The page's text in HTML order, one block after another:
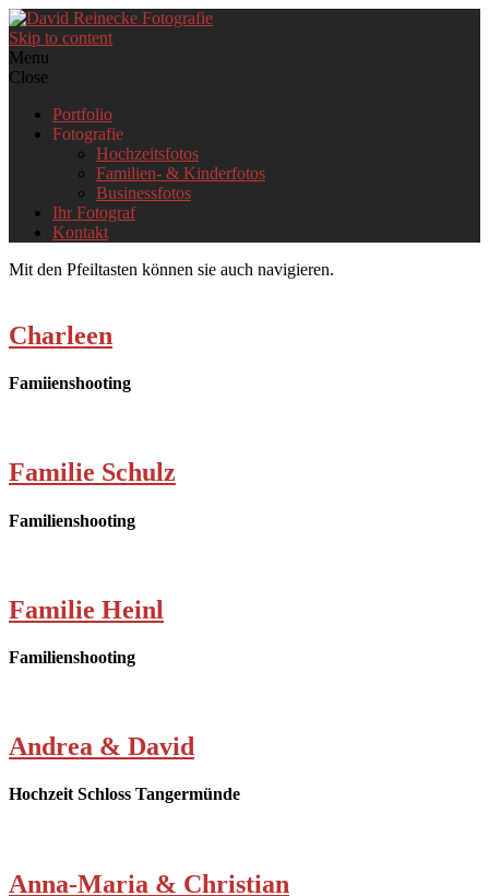
Skip to content
Menu
Close
Portfolio
Fotografie
Hochzeitsfotos
Familien- & Kinderfotos
Businessfotos
Ihr Fotograf
Kontakt
Mit den Pfeiltasten können sie auch navigieren.
Charleen
Famiienshooting
Familie Schulz
Familienshooting
Familie Heinl
Familienshooting
Andrea & David
Hochzeit Schloss Tangermünde
Anna-Maria & Christian